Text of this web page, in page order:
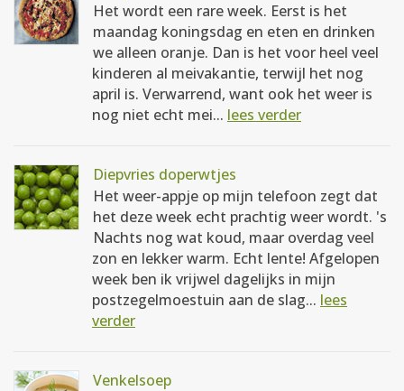
Het wordt een rare week. Eerst is het
maandag koningsdag en eten en drinken
we alleen oranje. Dan is het voor heel veel
kinderen al meivakantie, terwijl het nog
april is. Verwarrend, want ook het weer is
nog niet echt mei... lees verder
Diepvries doperwtjes
Het weer-appje op mijn telefoon zegt dat
het deze week echt prachtig weer wordt. 's
Nachts nog wat koud, maar overdag veel
zon en lekker warm. Echt lente! Afgelopen
week ben ik vrijwel dagelijks in mijn
postzegelmoestuin aan de slag... lees
verder
Venkelsoep